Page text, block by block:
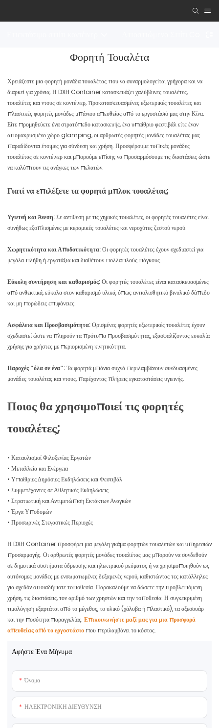
Φορητή Τουαλέτα
Χρειάζεστε μια φορητή μονάδα τουαλέτας που να συναρμολογείται γρήγορα και να
διαρκεί για χρόνια; Η DXH Container κατασκευάζει χαλύβδινες τουαλέτες,
τουαλέτες και ντους σε κοντέινερ, προκατασκευασμένες εξωτερικές τουαλέτες και
πλαστικές φορητές μονάδες μπάνιου απευθείας από το εργοστάσιό μας στην Κίνα.
Είτε προμηθεύετε ένα στρατόπεδο κατασκευής, ένα υπαίθριο φεστιβάλ είτε έναν
απομακρυσμένο χώρο glamping, οι αρθρωτές φορητές μονάδες τουαλέτας μας
παραδίδονται έτοιμες για σύνδεση και χρήση. Προσφέρουμε τυπικές μονάδες
τουαλέτας σε κοντέινερ και μπορούμε επίσης να προσαρμόσουμε τις διαστάσεις ώστε
να καλύπτουν τις ανάγκες των πελατών.
Γιατί να επιλέξετε τα φορητά μπλοκ τουαλέτας;
Υγιεινή και Άνεση:Σε αντίθεση με τις χημικές τουαλέτες, οι φορητές τουαλέτες είναι
συνήθως εξοπλισμένες με κεραμικές τουαλέτες και νεροχύτες ζεστού νερού.
Χωρητικότητα και Αποδοτικότητα:Οι φορητές τουαλέτες έχουν σχεδιαστεί για
μεγάλα πλήθη ή εργοτάξια και διαθέτουν πολλαπλούς πάγκους.
Εύκολη συντήρηση και καθαρισμός:Οι φορητές τουαλέτες είναι κατασκευασμένες
από ανθεκτικά, εύκολα στον καθαρισμό υλικά, όπως αντιολισθητικό βινυλικό δάπεδο
και μη πορώδεις επιφάνειες.
Ασφάλεια και Προσβασιμότητα:Ορισμένες φορητές εξωτερικές τουαλέτες έχουν
σχεδιαστεί ώστε να πληρούν τα πρότυπα προσβασιμότητας, εξασφαλίζοντας ευκολία
χρήσης για χρήστες με περιορισμένη κινητικότητα.
Παροχές "όλα σε ένα":Τα φορητά μπάνια συχνά περιλαμβάνουν συνδυασμένες
μονάδες τουαλέτας και ντους, παρέχοντας πλήρεις εγκαταστάσεις υγιεινής.
Ποιος θα χρησιμοποιεί τις φορητές
τουαλέτες;
• Καταυλισμοί Φιλοξενίας Εργατών
• Μεταλλεία και Ενέργεια
• Υπαίθριες Δημόσιες Εκδηλώσεις και Φεστιβάλ
• Συμμετέχοντες σε Αθλητικές Εκδηλώσεις
• Στρατιωτική και Αντιμετώπιση Εκτάκτων Αναγκών
• Έργα Υποδομών
• Προσωρινές Στεγαστικές Περιοχές
Η DXH Container προσφέρει μια μεγάλη γκάμα φορητών τουαλετών και υπηρεσιών
προσαρμογής. Οι αρθρωτές φορητές μονάδες τουαλέτας μας μπορούν να συνδεθούν
σε δημοτικά συστήματα ύδρευσης και ηλεκτρικού ρεύματος ή να χρησιμοποιηθούν ως
αυτόνομες μονάδες με ενσωματωμένες δεξαμενές νερού, καθιστώντας τες κατάλληλες
για σχεδόν οποιαδήποτε τοποθεσία. Παρακαλούμε να δώσετε την προβλεπόμενη
χρήση, τις διαστάσεις, τον αριθμό των χρηστών και την τοποθεσία. Η συγκεκριμένη
τιμολόγηση εξαρτάται από το μέγεθος, το υλικό (χάλυβα ή πλαστικό), τα αξεσουάρ
και την ποσότητα παραγγελίας. Επικοινωνήστε μαζί μας για μια προσφορά
απευθείας από το εργοστάσιο που περιλαμβάνει το κόστος.
Αφήστε Ένα Μήνυμα
Όνομα
ΗΛΕΚΤΡΟΝΙΚΗ ΔΙΕΥΘΥΝΣΗ